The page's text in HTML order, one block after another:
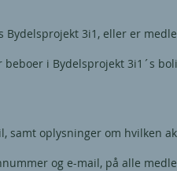
3i1, eller er
i Bydelsprojekt 3i1´s
samt oplysninger om hvilken
og e-mail, på alle